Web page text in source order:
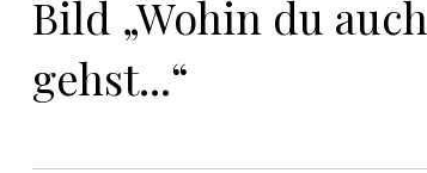
Bild „Wohin du auch
gehst...“